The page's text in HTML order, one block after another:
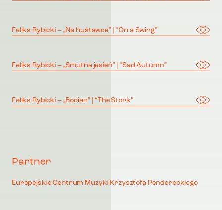
Feliks Rybicki – „Na huśtawce” | “On a Swing”
Feliks Rybicki – „Smutna jesień” | “Sad Autumn”
Feliks Rybicki – „Bocian” | “The Stork”
Partner
Europejskie Centrum Muzyki Krzysztofa Pendereckiego